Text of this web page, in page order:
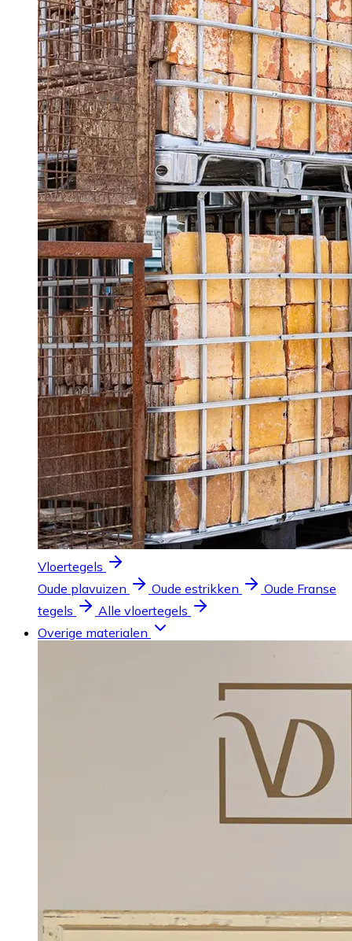
Vloertegels
Oude plavuizen
Oude estrikken
Oude Franse
tegels
Alle vloertegels
Overige materialen